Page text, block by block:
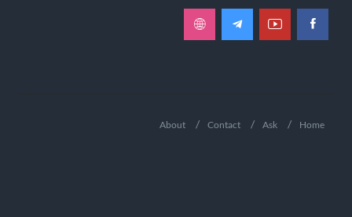
Home
Ask
Contact
About